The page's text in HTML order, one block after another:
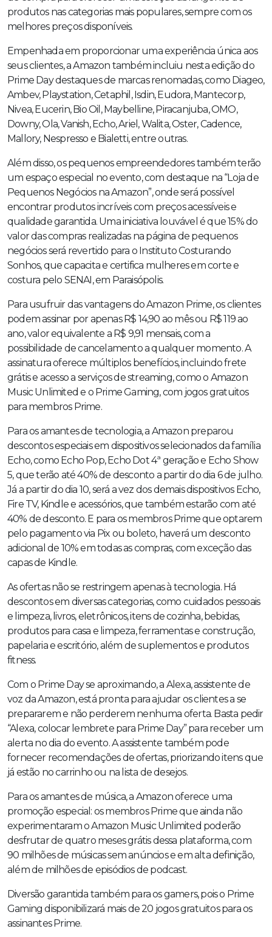
produtos nas categorias mais populares, sempre com os
melhores preços disponíveis.
Empenhada em proporcionar uma experiência única aos
seus clientes, a Amazon também incluiu nesta edição do
Prime Day destaques de marcas renomadas, como Diageo,
Ambev, Playstation, Cetaphil, Isdin, Eudora, Mantecorp,
Nivea, Eucerin, Bio Oil, Maybelline, Piracanjuba, OMO,
Downy, Ola, Vanish, Echo, Ariel, Walita, Oster, Cadence,
Mallory, Nespresso e Bialetti, entre outras.
Além disso, os pequenos empreendedores também terão
um espaço especial no evento, com destaque na “Loja de
Pequenos Negócios na Amazon”, onde será possível
encontrar produtos incríveis com preços acessíveis e
qualidade garantida. Uma iniciativa louvável é que 15% do
valor das compras realizadas na página de pequenos
negócios será revertido para o Instituto Costurando
Sonhos, que capacita e certifica mulheres em corte e
costura pelo SENAI, em Paraisópolis.
Para usufruir das vantagens do Amazon Prime, os clientes
podem assinar por apenas R$ 14,90 ao mês ou R$ 119 ao
ano, valor equivalente a R$ 9,91 mensais, com a
possibilidade de cancelamento a qualquer momento. A
assinatura oferece múltiplos benefícios, incluindo frete
grátis e acesso a serviços de streaming, como o Amazon
Music Unlimited e o Prime Gaming, com jogos gratuitos
para membros Prime.
Para os amantes de tecnologia, a Amazon preparou
descontos especiais em dispositivos selecionados da família
Echo, como Echo Pop, Echo Dot 4ª geração e Echo Show
5, que terão até 40% de desconto a partir do dia 6 de julho.
Já a partir do dia 10, será a vez dos demais dispositivos Echo,
Fire TV, Kindle e acessórios, que também estarão com até
40% de desconto. E para os membros Prime que optarem
pelo pagamento via Pix ou boleto, haverá um desconto
adicional de 10% em todas as compras, com exceção das
capas de Kindle.
As ofertas não se restringem apenas à tecnologia. Há
descontos em diversas categorias, como cuidados pessoais
e limpeza, livros, eletrônicos, itens de cozinha, bebidas,
produtos para casa e limpeza, ferramentas e construção,
papelaria e escritório, além de suplementos e produtos
fitness.
Com o Prime Day se aproximando, a Alexa, assistente de
voz da Amazon, está pronta para ajudar os clientes a se
prepararem e não perderem nenhuma oferta. Basta pedir
“Alexa, colocar lembrete para Prime Day” para receber um
alerta no dia do evento. A assistente também pode
fornecer recomendações de ofertas, priorizando itens que
já estão no carrinho ou na lista de desejos.
Para os amantes de música, a Amazon oferece uma
promoção especial: os membros Prime que ainda não
experimentaram o Amazon Music Unlimited poderão
desfrutar de quatro meses grátis dessa plataforma, com
90 milhões de músicas sem anúncios e em alta definição,
além de milhões de episódios de podcast.
Diversão garantida também para os gamers, pois o Prime
Gaming disponibilizará mais de 20 jogos gratuitos para os
assinantes Prime.